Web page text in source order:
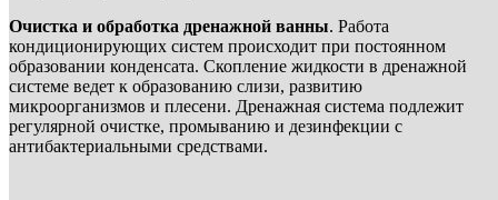
Очистка и обработка дренажной ванны. Работа
кондиционирующих систем происходит при постоянном
образовании конденсата. Скопление жидкости в дренажной
системе ведет к образованию слизи, развитию
микроорганизмов и плесени. Дренажная система подлежит
регулярной очистке, промыванию и дезинфекции с
антибактериальными средствами.